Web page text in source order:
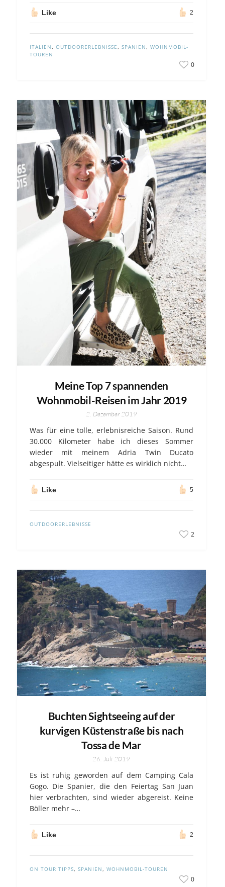
Like 2
ITALIEN, OUTDOORERLEBNISSE, SPANIEN, WOHNMOBIL-
TOUREN
0
Meine Top 7 spannenden
Wohnmobil-Reisen im Jahr 2019
2. Dezember 2019
Was für eine tolle, erlebnisreiche Saison. Rund
30.000 Kilometer habe ich dieses Sommer
wieder mit meinem Adria Twin Ducato
abgespult. Vielseitiger hätte es wirklich nicht…
Like 5
OUTDOORERLEBNISSE
2
Buchten Sightseeing auf der
kurvigen Küstenstraße bis nach
Tossa de Mar
26. Juli 2019
Es ist ruhig geworden auf dem Camping Cala
Gogo. Die Spanier, die den Feiertag San Juan
hier verbrachten, sind wieder abgereist. Keine
Böller mehr –…
Like 2
ON TOUR TIPPS SPANIEN WOHNMOBIL-TOUREN
0